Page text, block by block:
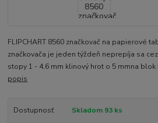
FLIPCHART 8560 značkovač na papierové
značkovača je jeden týždeň neprepíja sa
stopy 1 - 4,6 mm klinový hrot o 5 mmna blok
popis
Dostupnosť Skladom 93 ks